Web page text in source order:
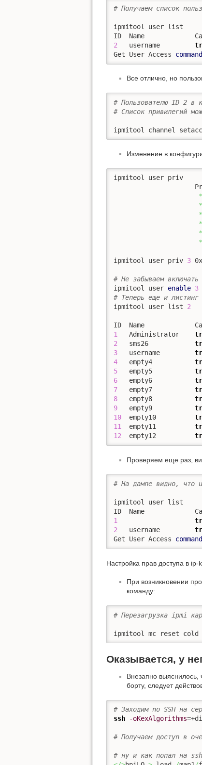
# Получаем список
ipmitool user list
2
   username
Get User Access command
Все отлично, но
# Пользователю ID 2 в
# Список привилегий
ipmitool channel
Изменение в
ipmitool user
*
*
*
*
*
*
ipmitool user priv 3
# Не забываем включать
ipmitool user enable 3
# Теперь еще и листинг
ipmitool user list 2
1
   Administrator
2
   sms26
3
   username
4
   empty4
5
   empty5
6
   empty6
7
   empty7
8
   empty8
9
   empty9
10
  empty10
11
  empty11
12
  empty12
Проверяем еще раз,
# На дампе видно, что
ipmitool user list
1
2
   username
Get User Access command
Настройка прав доступа в
При возникновении
команду:
# Перезагрузка ipmi
ipmitool mc reset cold
Оказывается, у
Внезапно выяснилось,
борту, следует
# Заходим по SSH на
ssh
-oKexAlgorithms
# Получаем доступ в
# ну и как попал на